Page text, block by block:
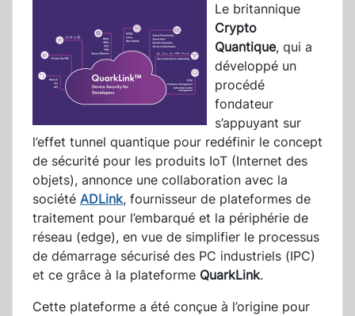
Le britannique
Crypto
Quantique, qui a
développé un
procédé
fondateur
s’appuyant sur
l’effet tunnel quantique pour redéfinir le concept
de sécurité pour les produits IoT (Internet des
objets), annonce une collaboration avec la
société ADLink, fournisseur de plateformes de
traitement pour l’embarqué et la périphérie de
réseau (edge), en vue de simplifier le processus
de démarrage sécurisé des PC industriels (IPC)
et ce grâce à la plateforme QuarkLink.
Cette plateforme a été conçue à l’origine pour